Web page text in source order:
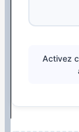
Activez